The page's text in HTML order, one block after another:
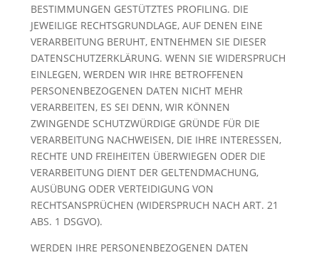
BESTIMMUNGEN GESTÜTZTES PROFILING. DIE
JEWEILIGE RECHTSGRUNDLAGE, AUF DENEN EINE
VERARBEITUNG BERUHT, ENTNEHMEN SIE DIESER
DATENSCHUTZERKLÄRUNG. WENN SIE WIDERSPRUCH
EINLEGEN, WERDEN WIR IHRE BETROFFENEN
PERSONENBEZOGENEN DATEN NICHT MEHR
VERARBEITEN, ES SEI DENN, WIR KÖNNEN
ZWINGENDE SCHUTZWÜRDIGE GRÜNDE FÜR DIE
VERARBEITUNG NACHWEISEN, DIE IHRE INTERESSEN,
RECHTE UND FREIHEITEN ÜBERWIEGEN ODER DIE
VERARBEITUNG DIENT DER GELTENDMACHUNG,
AUSÜBUNG ODER VERTEIDIGUNG VON
RECHTSANSPRÜCHEN (WIDERSPRUCH NACH ART. 21
ABS. 1 DSGVO).
WERDEN IHRE PERSONENBEZOGENEN DATEN